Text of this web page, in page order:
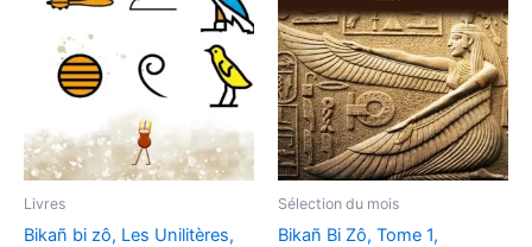
Livres
Bikañ bi zô, Les Unilitères,
Sélection du mois
Bikañ Bi Zô, Tome 1,